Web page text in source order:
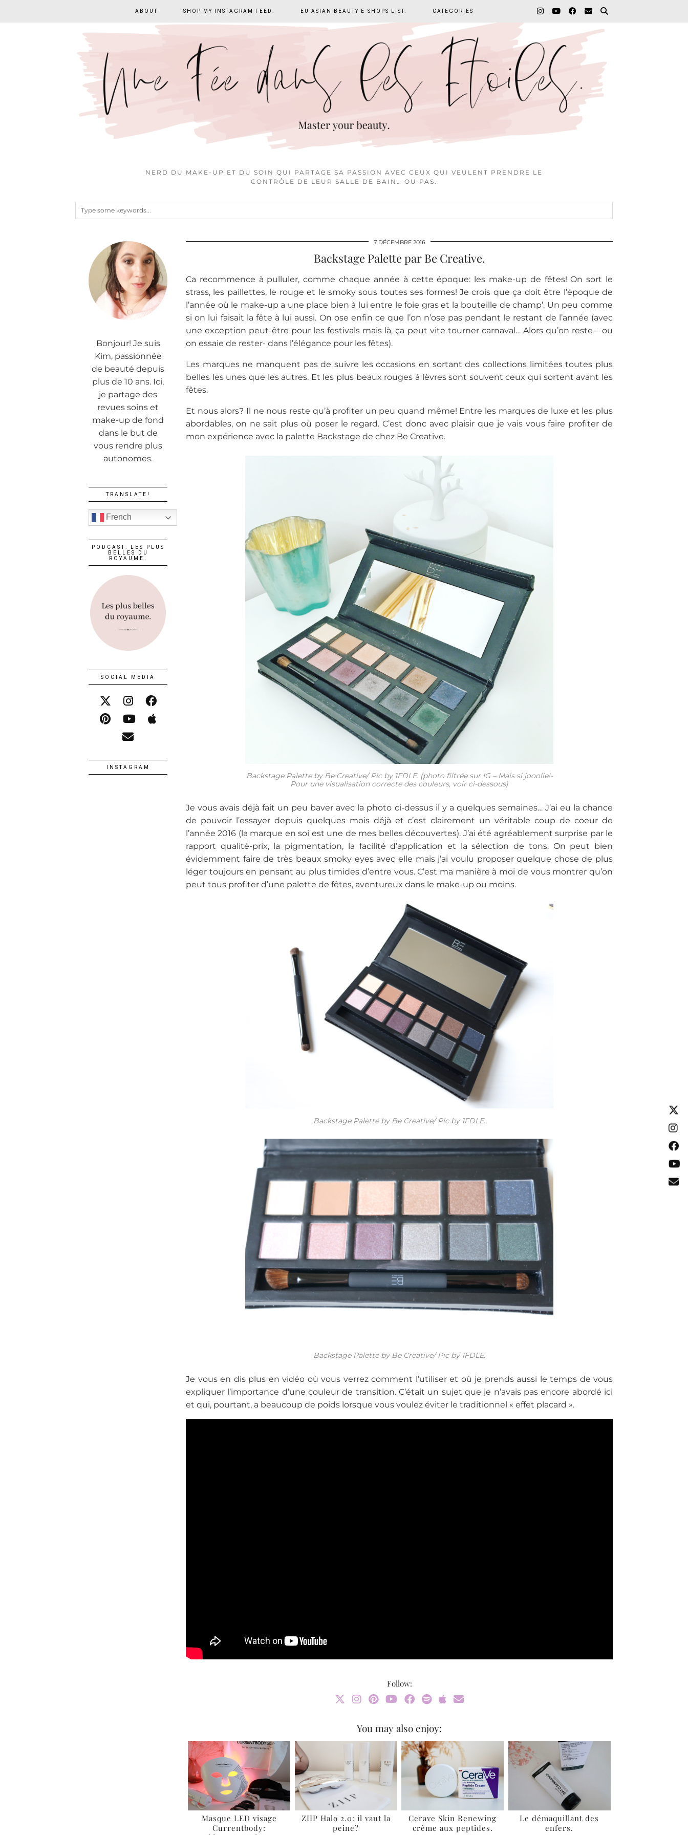
NERD DU MAKE-UP ET DU SOIN QUI PARTAGE SA PASSION AVEC CEUX QUI VEULENT PRENDRE LE
CONTRÔLE DE LEUR SALLE DE BAIN… OU PAS.
ABOUT SHOP MY INSTAGRAM FEED. EU ASIAN BEAUTY E-SHOPS LIST. CATEGORIES
7 DÉCEMBRE 2016
Backstage Palette par Be Creative.
Ca recommence à pulluler, comme chaque année à cette époque: les make-up de fêtes! On sort le
strass, les paillettes, le rouge et le smoky sous toutes ses formes! Je crois que ça doit être l’époque de
l’année où le make-up a une place bien à lui entre le foie gras et la bouteille de champ’. Un peu comme
si on lui faisait la fête à lui aussi. On ose enfin ce que l’on n’ose pas pendant le restant de l’année (avec
une exception peut-être pour les festivals mais là, ça peut vite tourner carnaval… Alors qu’on reste – ou
on essaie de rester- dans l’élégance pour les fêtes).
Les marques ne manquent pas de suivre les occasions en sortant des collections limitées toutes plus
belles les unes que les autres. Et les plus beaux rouges à lèvres sont souvent ceux qui sortent avant les
fêtes.
Et nous alors? Il ne nous reste qu’à profiter un peu quand même! Entre les marques de luxe et les plus
abordables, on ne sait plus où poser le regard. C’est donc avec plaisir que je vais vous faire profiter de
mon expérience avec la palette Backstage de chez Be Creative.
Backstage Palette by Be Creative/ Pic by 1FDLE. (photo filtrée sur IG – Mais si jooolie!-
Pour une visualisation correcte des couleurs, voir ci-dessous)
Je vous avais déjà fait un peu baver avec la photo ci-dessus il y a quelques semaines… J’ai eu la chance
de pouvoir l’essayer depuis quelques mois déjà et c’est clairement un véritable coup de coeur de
l’année 2016 (la marque en soi est une de mes belles découvertes). J’ai été agréablement surprise par le
rapport qualité-prix, la pigmentation, la facilité d’application et la sélection de tons. On peut bien
évidemment faire de très beaux smoky eyes avec elle mais j’ai voulu proposer quelque chose de plus
léger toujours en pensant au plus timides d’entre vous. C’est ma manière à moi de vous montrer qu’on
peut tous profiter d’une palette de fêtes, aventureux dans le make-up ou moins.
Backstage Palette by Be Creative/ Pic by 1FDLE.
Backstage Palette by Be Creative/ Pic by 1FDLE.
Je vous en dis plus en vidéo où vous verrez comment l’utiliser et où je prends aussi le temps de vous
expliquer l’importance d’une couleur de transition. C’était un sujet que je n’avais pas encore abordé ici
et qui, pourtant, a beaucoup de poids lorsque vous voulez éviter le traditionnel « effet placard ».
Follow:
You may also enjoy:
Masque LED visage
Currentbody:
ZIIP Halo 2.0: il vaut la
peine?
Cerave Skin Renewing
crème aux peptides.
Le démaquillant des
enfers.
Bonjour! Je suis
Kim, passionnée
de beauté depuis
plus de 10 ans. Ici,
je partage des
revues soins et
make-up de fond
dans le but de
vous rendre plus
autonomes.
TRANSLATE!
French
PODCAST: LES PLUS
BELLES DU
ROYAUME.
SOCIAL MEDIA
INSTAGRAM